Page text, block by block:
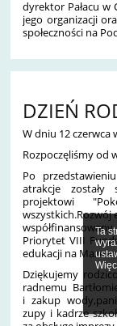
Ta
dyrektor Pałacu w
jego organizacji
społeczności na
DZIEŃ
W dniu 12 czerwca
Rozpoczęliśmy od
Po
atrakcje zostały
projektowi
wszystkich.Rozwój
Priorytet VIII
edukacji na
Dziękujemy
radnemu
i zakup
zupy i kadrze